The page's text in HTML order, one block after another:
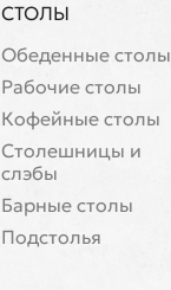
СТОЛЫ
Обеденные столы
Рабочие столы
Кофейные столы
Cтолешницы и
слэбы
Барные столы
Подстолья